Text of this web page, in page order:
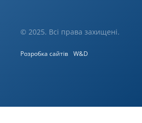
© 2025. Всі права захищені.
Розробка сайтів W&D